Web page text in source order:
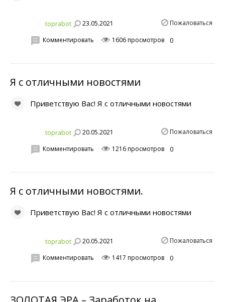
toprabot 23.05.2021 Пожаловаться
Комментировать 1606 просмотров 0
Я с отличными новостями
Приветствую Вас! Я с отличными новостями
toprabot 20.05.2021 Пожаловаться
Комментировать 1216 просмотров 0
Я с отличными новостями.
Приветствую Вас! Я с отличными новостями
toprabot 20.05.2021 Пожаловаться
Комментировать 1417 просмотров 0